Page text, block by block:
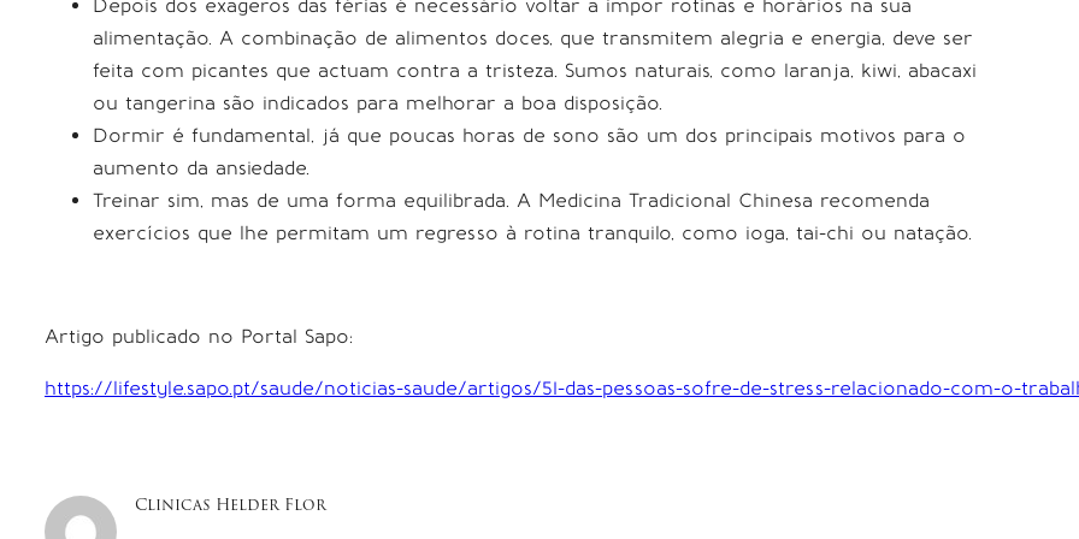
Depois dos exageros das férias é necessário voltar a impor rotinas e horários na sua
alimentação. A combinação de alimentos doces, que transmitem alegria e energia, deve ser
feita com picantes que actuam contra a tristeza. Sumos naturais, como laranja, kiwi, abacaxi
ou tangerina são indicados para melhorar a boa disposição.
Dormir é fundamental, já que poucas horas de sono são um dos principais motivos para o
aumento da ansiedade.
Treinar sim, mas de uma forma equilibrada. A Medicina Tradicional Chinesa recomenda
exercícios que lhe permitam um regresso à rotina tranquilo, como ioga, tai-chi ou natação.
Artigo publicado no Portal Sapo:
https://lifestyle.sapo.pt/saude/noticias-saude/artigos/51-das-pessoas-sofre-de-stress-relacionado-com-o-
Clinicas Helder Flor